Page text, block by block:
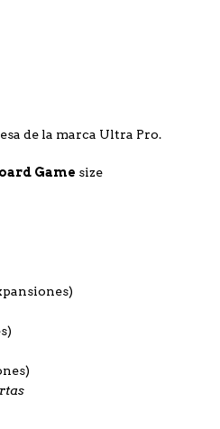
de la marca Ultra Pro.
Game size